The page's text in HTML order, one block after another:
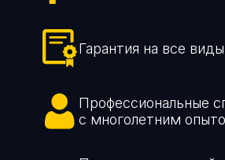
Гарантия на все
Профессиональные
с многолетним